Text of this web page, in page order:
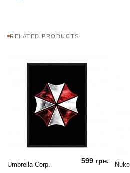
RELATED PRODUCTS
Umbrella Corp. 599 грн.